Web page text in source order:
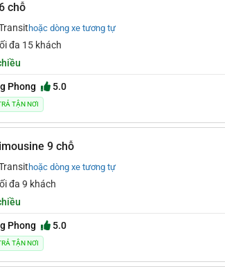
chỗ
hoặc dòng xe tương tự
đa 15 khách
Phong 5.0
TẬN NƠI
9 chỗ
hoặc dòng xe tương tự
đa 9 khách
Phong 5.0
TẬN NƠI